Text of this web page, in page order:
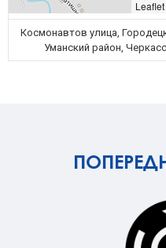
Leaflet
Космонавтов улица,
Уманский район,